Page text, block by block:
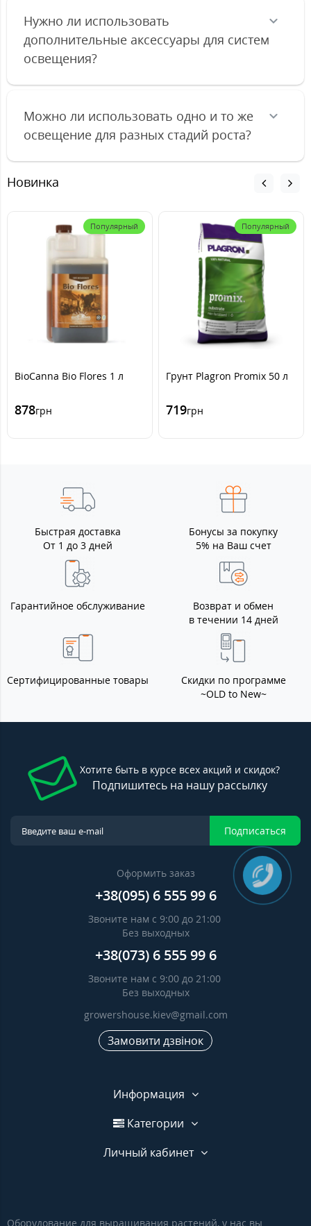
Нужно ли использовать
дополнительные аксессуары для систем
освещения?
Можно ли использовать одно и то же
освещение для разных стадий роста?
Новинка
Популярный
BioCanna Bio Flores 1 л
878грн
Популярный
Грунт Plagron Promix 50 л
719грн
Быстрая доставка
От 1 до 3 дней
Бонусы за покупку
5% на Ваш счет
Гарантийное обслуживание
Возврат и обмен
в течении 14 дней
Сертифицированные товары
Скидки по программе
~OLD to New~
Хотите быть в курсе всех акций и скидок?
Подпишитесь на нашу рассылку
Подписаться
Оформить заказ
+38(095) 6 555 99 6
Звоните нам с 9:00 до 21:00
Без выходных
+38(073) 6 555 99 6
Звоните нам с 9:00 до 21:00
Без выходных
growershouse.kiev@gmail.com
Замовити дзвінок
Информация
Категории
Личный кабинет
Оборудование для выращивания растений, у нас вы